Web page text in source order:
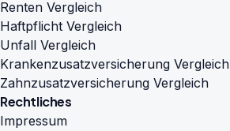
Renten Vergleich
Haftpflicht Vergleich
Unfall Vergleich
Krankenzusatzversicherung Vergleich
Zahnzusatzversicherung Vergleich
Rechtliches
Impressum